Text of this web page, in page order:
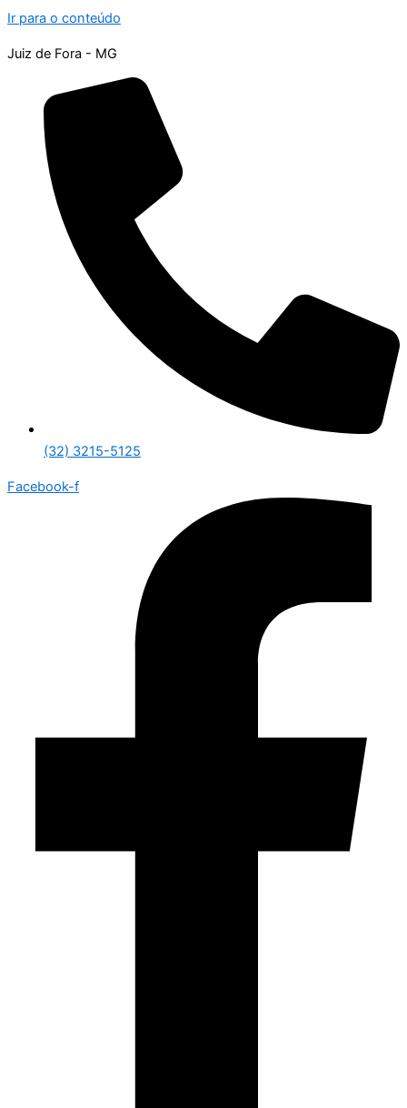
Ir para o conteúdo
Juiz de Fora - MG
(32) 3215-5125
Facebook-f